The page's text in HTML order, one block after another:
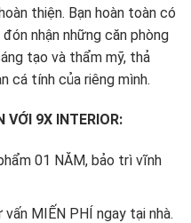
thiện. Bạn hoàn toàn có
nhận những căn phòng
tạo và thẩm mỹ, thả
cá tính của riêng mình.
VỚI 9X INTERIOR:
01 NĂM, bảo trì vĩnh
MIẾN PHÍ ngay tại nhà.